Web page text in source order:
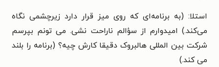
استلا: (به برنامه‌ای که روی میز قرار دارد زیرچشمی نگاه
می‌کند.) امیدوارم از سؤالم ناراحت نشی. می تونم بپرسم
شرکت بین المللی هالبروک دقیقا کارش چیه؟ (برنامه را بلند
می کند.)